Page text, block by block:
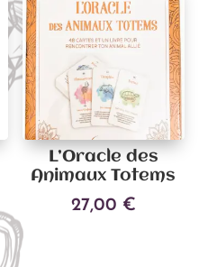
L’Oracle des
Animaux Totems
27,00 €